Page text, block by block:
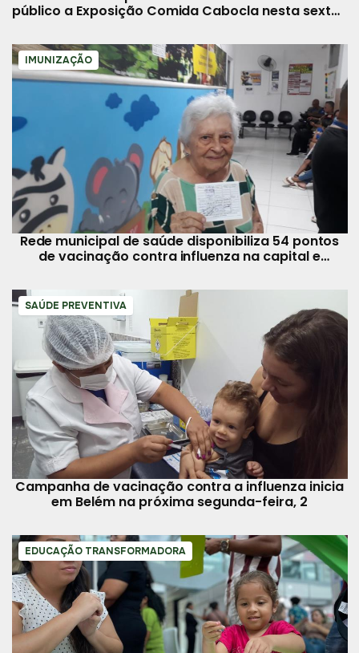
público a Exposição Comida Cabocla nesta sexta-
IMUNIZAÇÃO
Rede municipal de saúde disponibiliza 54 pontos
de vacinação contra influenza na capital e
SAÚDE PREVENTIVA
Campanha de vacinação contra a influenza inicia
em Belém na próxima segunda-feira, 2
EDUCAÇÃO TRANSFORMADORA